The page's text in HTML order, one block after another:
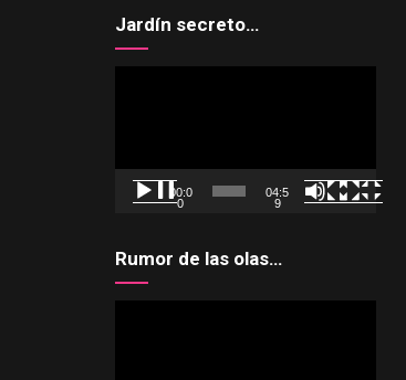
Jardín secreto…
00:0
0
04:5
9
Rumor de las olas…